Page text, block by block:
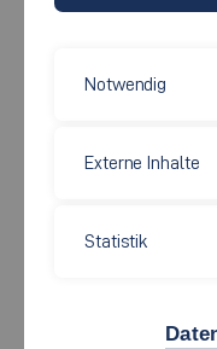
Notwendig
Externe Inhalte
Statistik